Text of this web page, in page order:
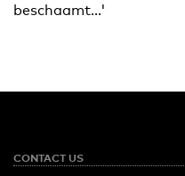
beschaamt...'
CONTACT US